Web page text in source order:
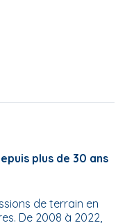
plus de 30 ans
de terrain en
De 2008 à 2022,